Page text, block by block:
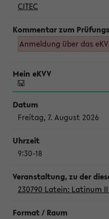
CITEC
Anmeldung über das
Freitag, 7. August 2026
9:30-18
230790 Latein: Latinum